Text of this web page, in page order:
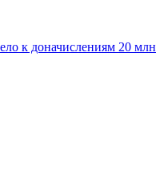
к доначислениям 20 млн